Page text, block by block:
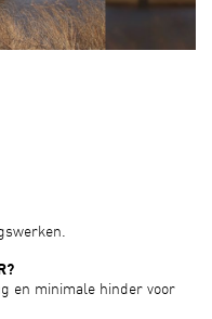
en minimale hinder voor